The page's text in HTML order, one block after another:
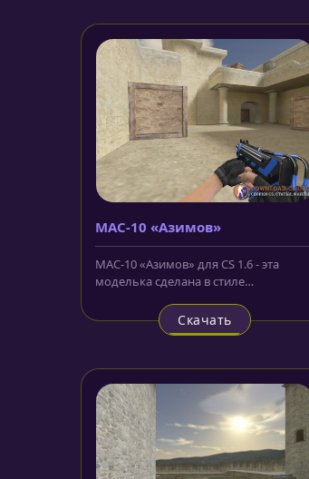
MAC-10 «Азимов»
MAC-10 «Азимов» для CS 1.6 - эта
моделька сделана в стиле
Создатели...
Скачать